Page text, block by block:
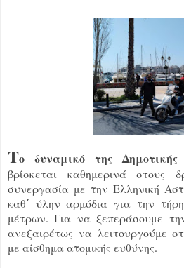
Το δυναμικό της
βρίσκεται καθημερινά στους
συνεργασία με την Ελληνική
καθ΄ ύλην αρμόδια για την
μέτρων. Για να ξεπεράσουμε
ανεξαιρέτως να λειτουργούμε
με αίσθημα ατομικής ευθύνης.